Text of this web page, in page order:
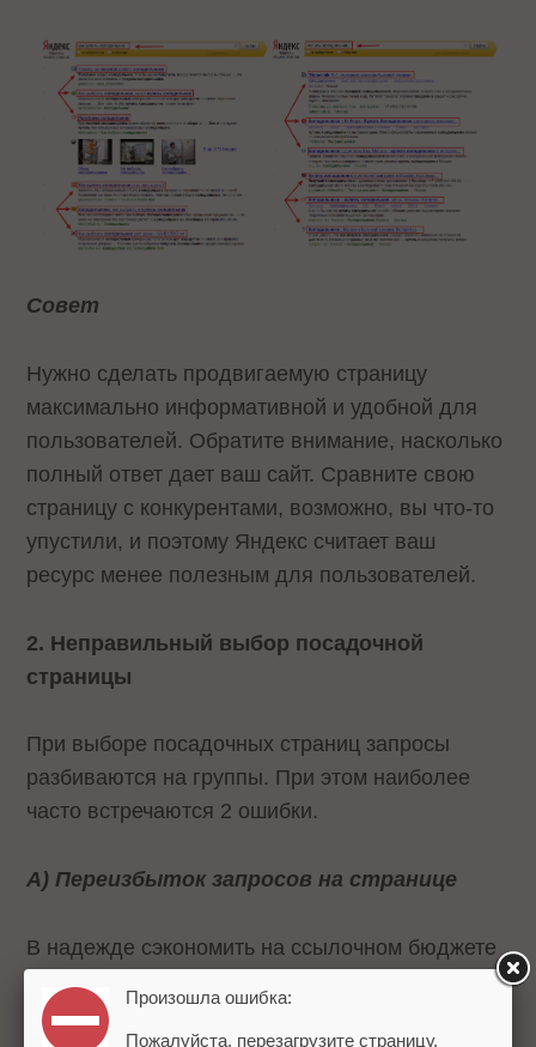
Совет
Нужно сделать продвигаемую страницу
максимально информативной и удобной для
пользователей. Обратите внимание, насколько
полный ответ дает ваш сайт. Сравните свою
страницу с конкурентами, возможно, вы что-то
упустили, и поэтому Яндекс считает ваш
ресурс менее полезным для пользователей.
2. Неправильный выбор посадочной
страницы
При выборе посадочных страниц запросы
разбиваются на группы. При этом наиболее
часто встречаются 2 ошибки.
А) Переизбыток запросов на странице
В надежде сэкономить на ссылочном бюджете
оптимизаторы стараются продвигать на одной
странице как можно больше запросов. В итоге
Произошла ошибка:
Пожалуйста, перезагрузите страницу.